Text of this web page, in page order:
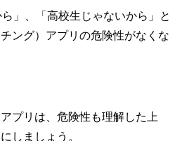
」、「高校生じゃないから」と
ング）アプリの危険性がなくな
プリは、危険性も理解した上
しましょう。